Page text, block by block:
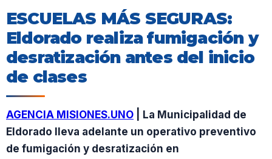
ESCUELAS MÁS SEGURAS:
Eldorado realiza fumigación y
desratización antes del inicio
de clases
AGENCIA MISIONES.UNO | La Municipalidad de
Eldorado lleva adelante un operativo preventivo
de fumigación y desratización en